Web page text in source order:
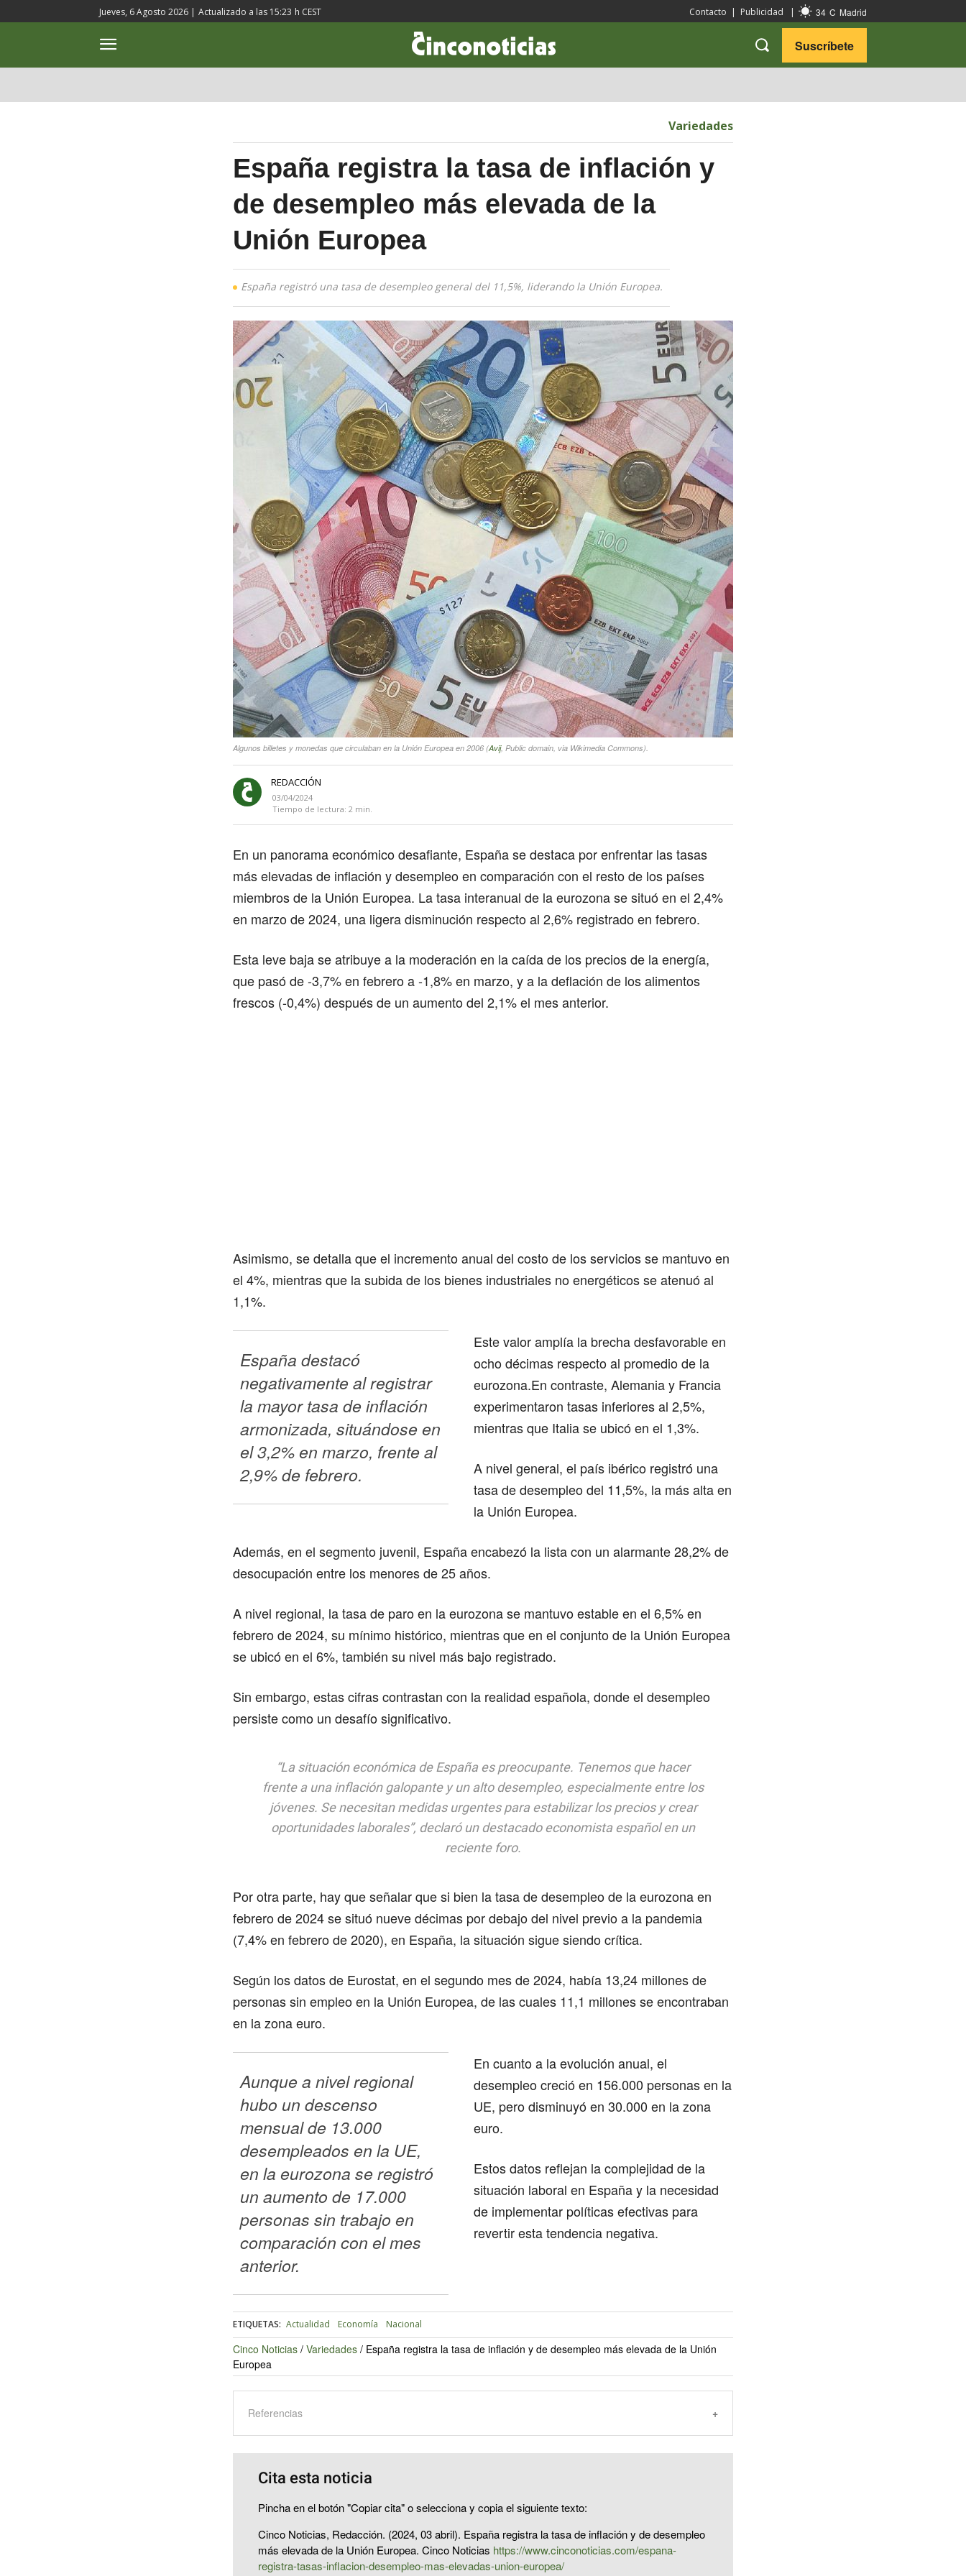
Jueves, 6 Agosto 2026 | Actualizado a las 15:23 h CEST Contacto | Publicidad | 34 C Madrid
Suscríbete
Variedades
España registra la tasa de inflación y
de desempleo más elevada de la
Unión Europea
España registró una tasa de desempleo general del 11,5%, liderando la Unión Europea.
Algunos billetes y monedas que circulaban en la Unión Europea en 2006 (Avij, Public domain, via Wikimedia Commons).
REDACCIÓN
03/04/2024
Tiempo de lectura: 2 min.
En un panorama económico desafiante, España se destaca por enfrentar las tasas
más elevadas de inflación y desempleo en comparación con el resto de los países
miembros de la Unión Europea. La tasa interanual de la eurozona se situó en el 2,4%
en marzo de 2024, una ligera disminución respecto al 2,6% registrado en febrero.
Esta leve baja se atribuye a la moderación en la caída de los precios de la energía,
que pasó de -3,7% en febrero a -1,8% en marzo, y a la deflación de los alimentos
frescos (-0,4%) después de un aumento del 2,1% el mes anterior.
Asimismo, se detalla que el incremento anual del costo de los servicios se mantuvo en
el 4%, mientras que la subida de los bienes industriales no energéticos se atenuó al
1,1%.
España destacó
negativamente al registrar
la mayor tasa de inflación
armonizada, situándose en
el 3,2% en marzo, frente al
2,9% de febrero.
Este valor amplía la brecha desfavorable en
ocho décimas respecto al promedio de la
eurozona.En contraste, Alemania y Francia
experimentaron tasas inferiores al 2,5%,
mientras que Italia se ubicó en el 1,3%.
A nivel general, el país ibérico registró una
tasa de desempleo del 11,5%, la más alta en
la Unión Europea.
Además, en el segmento juvenil, España encabezó la lista con un alarmante 28,2% de
desocupación entre los menores de 25 años.
A nivel regional, la tasa de paro en la eurozona se mantuvo estable en el 6,5% en
febrero de 2024, su mínimo histórico, mientras que en el conjunto de la Unión Europea
se ubicó en el 6%, también su nivel más bajo registrado.
Sin embargo, estas cifras contrastan con la realidad española, donde el desempleo
persiste como un desafío significativo.
“La situación económica de España es preocupante. Tenemos que hacer
frente a una inflación galopante y un alto desempleo, especialmente entre los
jóvenes. Se necesitan medidas urgentes para estabilizar los precios y crear
oportunidades laborales”, declaró un destacado economista español en un
reciente foro.
Por otra parte, hay que señalar que si bien la tasa de desempleo de la eurozona en
febrero de 2024 se situó nueve décimas por debajo del nivel previo a la pandemia
(7,4% en febrero de 2020), en España, la situación sigue siendo crítica.
Según los datos de Eurostat, en el segundo mes de 2024, había 13,24 millones de
personas sin empleo en la Unión Europea, de las cuales 11,1 millones se encontraban
en la zona euro.
Aunque a nivel regional
hubo un descenso
mensual de 13.000
desempleados en la UE,
en la eurozona se registró
un aumento de 17.000
personas sin trabajo en
comparación con el mes
anterior.
En cuanto a la evolución anual, el
desempleo creció en 156.000 personas en la
UE, pero disminuyó en 30.000 en la zona
euro.
Estos datos reflejan la complejidad de la
situación laboral en España y la necesidad
de implementar políticas efectivas para
revertir esta tendencia negativa.
ETIQUETAS: Actualidad Economía Nacional
Cinco Noticias / Variedades / España registra la tasa de inflación y de desempleo más elevada de la Unión
Europea
Referencias
Cita esta noticia
Pincha en el botón "Copiar cita" o selecciona y copia el siguiente texto:
Cinco Noticias, Redacción. (2024, 03 abril). España registra la tasa de inflación y de desempleo
más elevada de la Unión Europea. Cinco Noticias https://www.cinconoticias.com/espana-
registra-tasas-inflacion-desempleo-mas-elevadas-union-europea/